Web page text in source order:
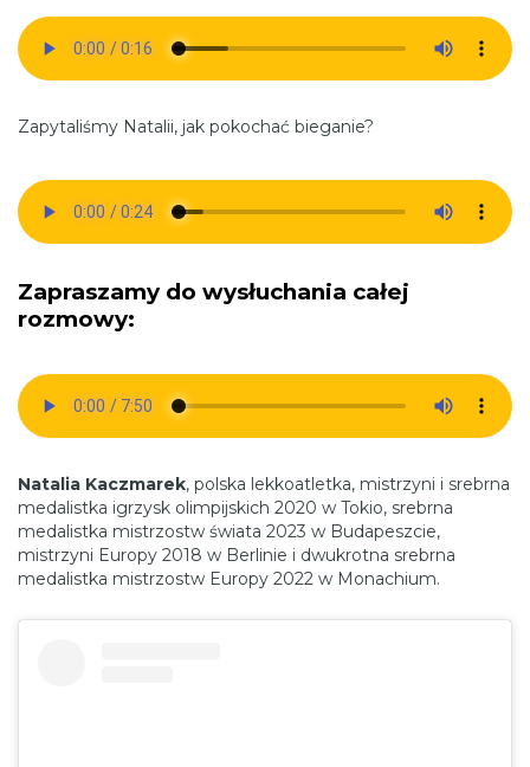
Zapytaliśmy Natalii, jak pokochać bieganie?
Zapraszamy do wysłuchania całej
rozmowy:
Natalia Kaczmarek, polska lekkoatletka, mistrzyni i srebrna
medalistka igrzysk olimpijskich 2020 w Tokio, srebrna
medalistka mistrzostw świata 2023 w Budapeszcie,
mistrzyni Europy 2018 w Berlinie i dwukrotna srebrna
medalistka mistrzostw Europy 2022 w Monachium.